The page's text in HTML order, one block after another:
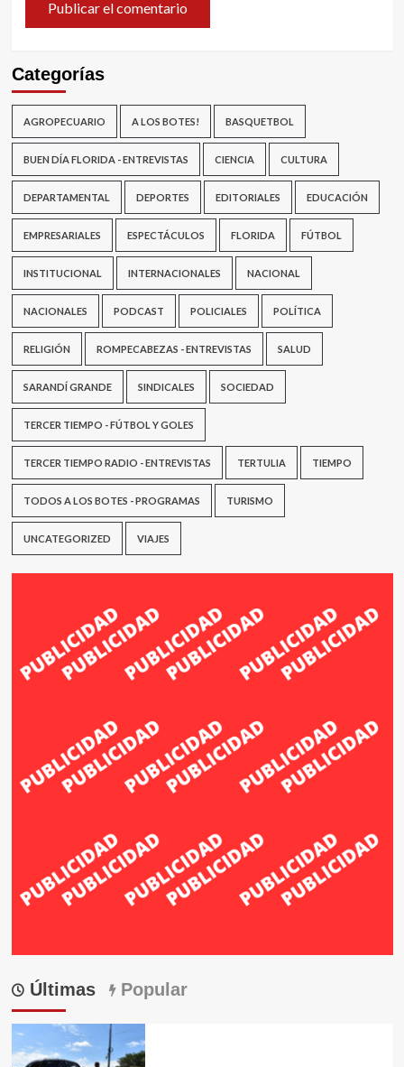
Categorías
AGROPECUARIO A LOS BOTES! BASQUETBOL
BUEN DÍA FLORIDA - ENTREVISTAS CIENCIA CULTURA
DEPARTAMENTAL DEPORTES EDITORIALES EDUCACIÓN
EMPRESARIALES ESPECTÁCULOS FLORIDA FÚTBOL
INSTITUCIONAL INTERNACIONALES NACIONAL
NACIONALES PODCAST POLICIALES POLÍTICA
RELIGIÓN ROMPECABEZAS - ENTREVISTAS SALUD
SARANDÍ GRANDE SINDICALES SOCIEDAD
TERCER TIEMPO - FÚTBOL Y GOLES
TERCER TIEMPO RADIO - ENTREVISTAS TERTULIA TIEMPO
TODOS A LOS BOTES - PROGRAMAS TURISMO
UNCATEGORIZED VIAJES
Últimas Popular